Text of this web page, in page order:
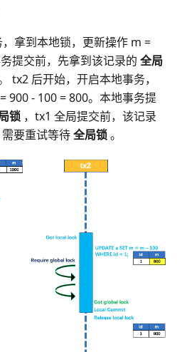
拿到本地锁，更新操作 m =
提交前，先拿到该记录的 全局
tx2 后开始，开启本地事务，
900 - 100 = 800。本地事务提
锁 ，tx1 全局提交前，该记录
要重试等待全局锁。